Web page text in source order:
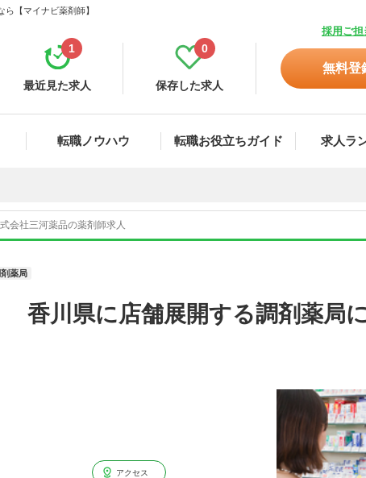
【マイナビ薬剤師】
採用ご
最近見た求人
1
保存した求人
0
無料登
転職ノウハウ 転職お役立ちガイド 求人ラ
会社三河薬品の薬剤師求人
薬局
香川県に店舗展開する調剤薬局
アクセス